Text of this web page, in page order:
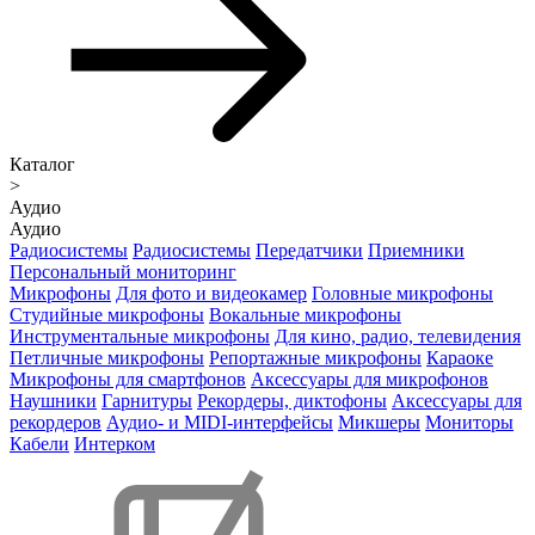
Каталог
>
Аудио
Аудио
Радиосистемы Радиосистемы Передатчики Приемники
Персональный мониторинг
Микрофоны Для фото и видеокамер Головные микрофоны
Студийные микрофоны Вокальные микрофоны
Инструментальные микрофоны Для кино, радио, телевидения
Петличные микрофоны Репортажные микрофоны Караоке
Микрофоны для смартфонов Аксессуары для микрофонов
Наушники Гарнитуры Рекордеры, диктофоны Аксессуары для
рекордеров Аудио- и MIDI-интерфейсы Микшеры Мониторы
Кабели Интерком